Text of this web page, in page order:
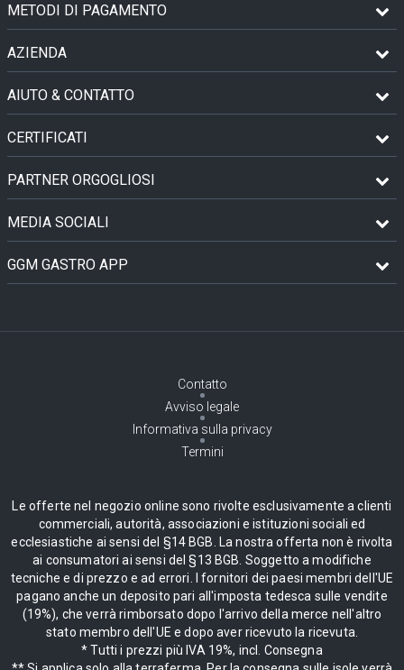
METODI DI PAGAMENTO
AZIENDA
AIUTO & CONTATTO
CERTIFICATI
PARTNER ORGOGLIOSI
MEDIA SOCIALI
GGM GASTRO APP
Contatto
Avviso legale
Informativa sulla privacy
Termini
Le offerte nel negozio online sono rivolte esclusivamente a clienti
commerciali, autorità, associazioni e istituzioni sociali ed
ecclesiastiche ai sensi del §14 BGB. La nostra offerta non è rivolta
ai consumatori ai sensi del §13 BGB. Soggetto a modifiche
tecniche e di prezzo e ad errori. I fornitori dei paesi membri dell'UE
pagano anche un deposito pari all'imposta tedesca sulle vendite
(19%), che verrà rimborsato dopo l'arrivo della merce nell'altro
stato membro dell'UE e dopo aver ricevuto la ricevuta.
* Tutti i prezzi più IVA 19%, incl. Consegna